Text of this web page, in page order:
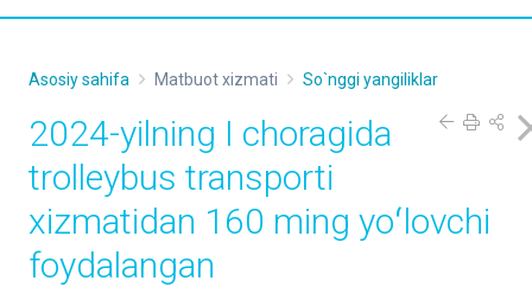
Asosiy sahifa Matbuot xizmati So`nggi yangiliklar
2024-yilning I choragida
trolleybus transporti
xizmatidan 160 ming yoʻlovchi
foydalangan